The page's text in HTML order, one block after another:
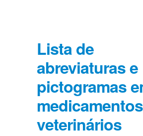
Lista de
abreviaturas e
pictogramas
medicamentos
veterinários